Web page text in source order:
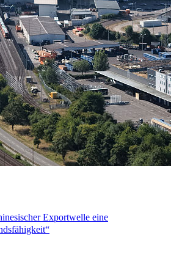
Exportwelle eine